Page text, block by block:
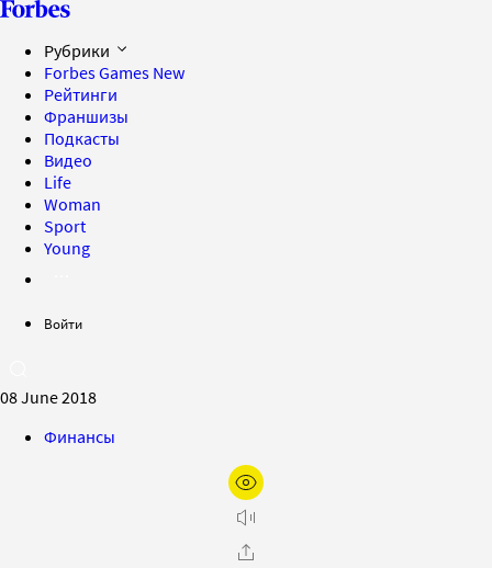
Рубрики
Forbes Games New
Рейтинги
Франшизы
Подкасты
Видео
Life
Woman
Sport
Young
Войти
08 June 2018
Финансы